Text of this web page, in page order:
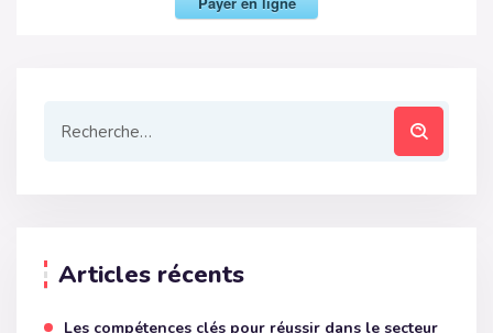
Articles récents
Les compétences clés pour réussir dans le secteur